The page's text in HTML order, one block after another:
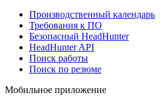
Производственный календарь
Требования к ПО
Безопасный HeadHunter
HeadHunter API
Поиск работы
Поиск по резюме
Мобильное приложение